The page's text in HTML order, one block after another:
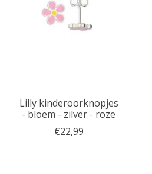
Lilly kinderoorknopjes
- bloem - zilver - roze
€22,99